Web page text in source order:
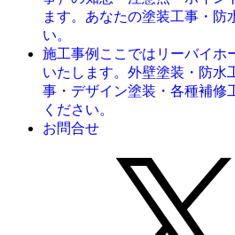
ます。あなたの塗装工事・防
い。
施工事例 ここではリーバイホ
いたします。外壁塗装・防水
事・デザイン塗装・各種補修
ください。
お問合せ